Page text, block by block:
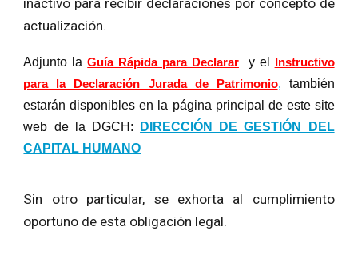
inactivo para recibir declaraciones por concepto de
actualización.
Adjunto laGuía Rápida para Declarar y el
Instructivo
para la Declaración Jurada de Patrimonio, también
estarán disponibles en la página principal de este site
web de la DGCH:
DIRECCIÓN DE GESTIÓN DEL
CAPITAL HUMANO
Sin otro particular, se exhorta al cumplimiento
oportuno de esta obligación legal.